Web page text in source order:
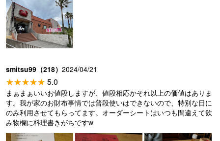
smitsu99（218） 2024/04/21
5.0
まぁまぁいいお値段しますが、値段相応かそれ以上の価値はありま
す。我が家のお財布事情では普段使いはできないので、特別な日に
のみ利用させてもらってます。オーダーシートはいつも間違えて飲
み物欄に料理書きがちですw